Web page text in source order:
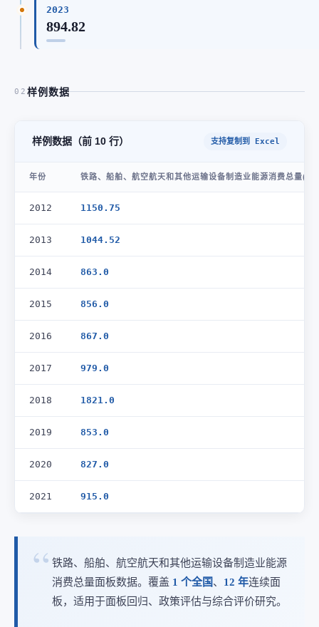
2023
894.82
02 样例数据
样例数据（前 10 行） 支持复制到 Excel
年份 铁路、船舶、航空航天和其他运输设备制造业能源消费总量(万
2012 1150.75
2013 1044.52
2014 863.0
2015 856.0
2016 867.0
2017 979.0
2018 1821.0
2019 853.0
2020 827.0
2021 915.0
铁路、船舶、航空航天和其他运输设备制造业能源
消费总量面板数据。覆盖 1 个全国、 12 年连续面
板，适用于面板回归、政策评估与综合评价研究。